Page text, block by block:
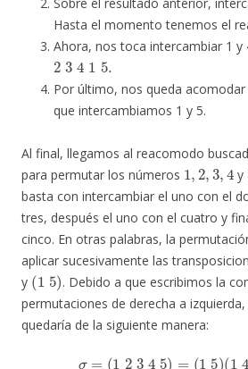
Hasta el momento tenemos el
Ahora, nos toca intercambiar 1 y
23415.
Por último, nos queda
que intercambiamos 1 y 5.
Al final, llegamos al reacomodo
para permutar los números
1,2,3,4
y
basta con intercambiar el uno con el
tres, después el uno con el cuatro y
cinco. En otras palabras, la
aplicar sucesivamente las
y
(15)
. Debido a que escribimos la
permutaciones de derecha a
quedaría de la siguiente manera:
σ= (1 2 345 15 (14)